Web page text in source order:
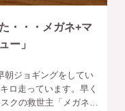
・・・メガネ+マ
ー」
朝ジョギングをしてい
ロ走っています。早く
クの救世主「メガネク